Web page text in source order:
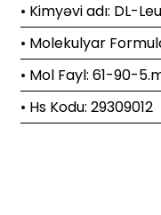
• Kimyəvi adı: DL-
• Molekulyar
• Mol Fayl: 61-90-
• Hs Kodu: 29309012